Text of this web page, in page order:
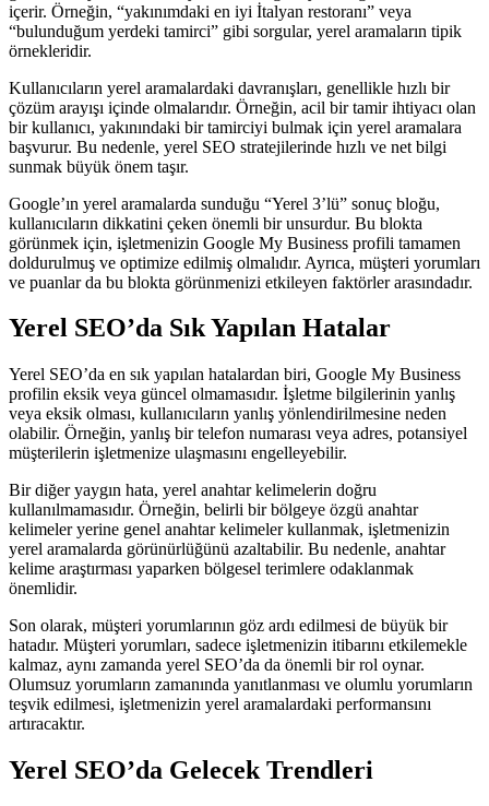
içerir. Örneğin, “yakınımdaki en iyi İtalyan restoranı” veya
“bulunduğum yerdeki tamirci” gibi sorgular, yerel aramaların tipik
örnekleridir.
Kullanıcıların yerel aramalardaki davranışları, genellikle hızlı bir
çözüm arayışı içinde olmalarıdır. Örneğin, acil bir tamir ihtiyacı olan
bir kullanıcı, yakınındaki bir tamirciyi bulmak için yerel aramalara
başvurur. Bu nedenle, yerel SEO stratejilerinde hızlı ve net bilgi
sunmak büyük önem taşır.
Google’ın yerel aramalarda sunduğu “Yerel 3’lü” sonuç bloğu,
kullanıcıların dikkatini çeken önemli bir unsurdur. Bu blokta
görünmek için, işletmenizin Google My Business profili tamamen
doldurulmuş ve optimize edilmiş olmalıdır. Ayrıca, müşteri yorumları
ve puanlar da bu blokta görünmenizi etkileyen faktörler arasındadır.
Yerel SEO’da Sık Yapılan Hatalar
Yerel SEO’da en sık yapılan hatalardan biri, Google My Business
profilin eksik veya güncel olmamasıdır. İşletme bilgilerinin yanlış
veya eksik olması, kullanıcıların yanlış yönlendirilmesine neden
olabilir. Örneğin, yanlış bir telefon numarası veya adres, potansiyel
müşterilerin işletmenize ulaşmasını engelleyebilir.
Bir diğer yaygın hata, yerel anahtar kelimelerin doğru
kullanılmamasıdır. Örneğin, belirli bir bölgeye özgü anahtar
kelimeler yerine genel anahtar kelimeler kullanmak, işletmenizin
yerel aramalarda görünürlüğünü azaltabilir. Bu nedenle, anahtar
kelime araştırması yaparken bölgesel terimlere odaklanmak
önemlidir.
Son olarak, müşteri yorumlarının göz ardı edilmesi de büyük bir
hatadır. Müşteri yorumları, sadece işletmenizin itibarını etkilemekle
kalmaz, aynı zamanda yerel SEO’da da önemli bir rol oynar.
Olumsuz yorumların zamanında yanıtlanması ve olumlu yorumların
teşvik edilmesi, işletmenizin yerel aramalardaki performansını
artıracaktır.
Yerel SEO’da Gelecek Trendleri